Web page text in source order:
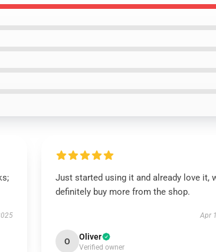
Just started using it and already love it,
definitely buy more from the shop.
Apr
O Oliver
Verified owner